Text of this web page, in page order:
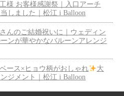
様 お客様感謝祭｜入口アーチ
しました｜松江 i Balloon
んのご結婚祝いに｜ウェディン
ンが華やかなバルーンアレンジ
ース×ヒョウ柄がおしゃれ
大
ジメント｜松江 i Balloon